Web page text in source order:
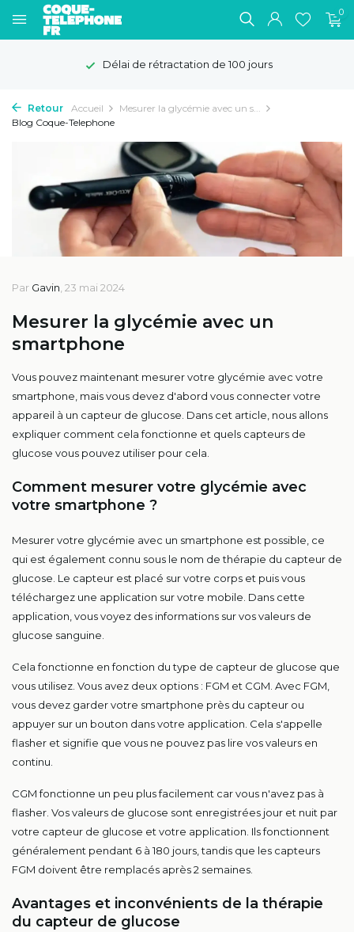
0
Délai de rétractation de 100 jours
Retour Accueil
Mesurer la glycémie avec un s...
Blog Coque-Telephone
Par Gavin , 23 mai 2024
Mesurer la glycémie avec un
smartphone
Vous pouvez maintenant mesurer votre glycémie avec votre
smartphone, mais vous devez d'abord vous connecter votre
appareil à un capteur de glucose. Dans cet article, nous allons
expliquer comment cela fonctionne et quels capteurs de
glucose vous pouvez utiliser pour cela.
Comment mesurer votre glycémie avec
votre smartphone ?
Mesurer votre glycémie avec un smartphone est possible, ce
qui est également connu sous le nom de thérapie du capteur de
glucose. Le capteur est placé sur votre corps et puis vous
téléchargez une application sur votre mobile. Dans cette
application, vous voyez des informations sur vos valeurs de
glucose sanguine.
Cela fonctionne en fonction du type de capteur de glucose que
vous utilisez. Vous avez deux options : FGM et CGM. Avec FGM,
vous devez garder votre smartphone près du capteur ou
appuyer sur un bouton dans votre application. Cela s'appelle
flasher et signifie que vous ne pouvez pas lire vos valeurs en
continu.
CGM fonctionne un peu plus facilement car vous n'avez pas à
flasher. Vos valeurs de glucose sont enregistrées jour et nuit par
votre capteur de glucose et votre application. Ils fonctionnent
généralement pendant 6 à 180 jours, tandis que les capteurs
FGM doivent être remplacés après 2 semaines.
Avantages et inconvénients de la thérapie
du capteur de glucose